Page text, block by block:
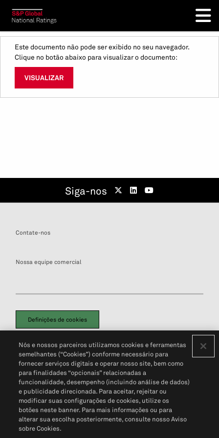
Este documento não pode ser exibido no seu navegador.
Clique no botão abaixo para visualizar o documento:
VISUALIZAR
Siga-nos
Contate-nos
Nossa equipe comercial
Definições de cookies
Política de PrivacidadePortal de privacidade do cliente (em inglês)
Não Venda Minhas Informações Pessoais© 2026 S&P Global
Nós e nossos parceiros utilizamos cookies e ferramentas
semelhantes (“Cookies”) conforme necessário para
fornecer serviços digitais e operar nosso site, bem como
para finalidades “opcionais” relacionadas a
funcionalidade, desempenho (incluindo análise de dados)
e publicidade direcionada. Para aceitar, rejeitar ou
modificar suas configurações de cookies, utilize os
botões neste banner. Para mais informações ou para
alterar sua escolha posteriormente, consulte nosso Aviso
sobre Cookies.